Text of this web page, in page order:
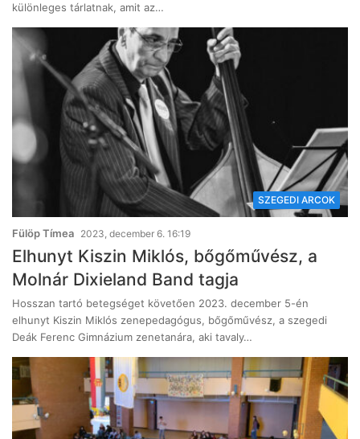
különleges tárlatnak, amit az…
SZEGEDI ARCOK
Fülöp Tímea 2023, december 6. 16:19
Elhunyt Kiszin Miklós, bőgőművész, a
Molnár Dixieland Band tagja
Hosszan tartó betegséget követően 2023. december 5-én
elhunyt Kiszin Miklós zenepedagógus, bőgőművész, a szegedi
Deák Ferenc Gimnázium zenetanára, aki tavaly…